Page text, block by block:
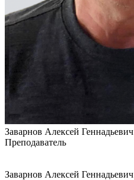
Заварнов Алексей Геннадьевич
Преподаватель
Заварнов Алексей Геннадьевич